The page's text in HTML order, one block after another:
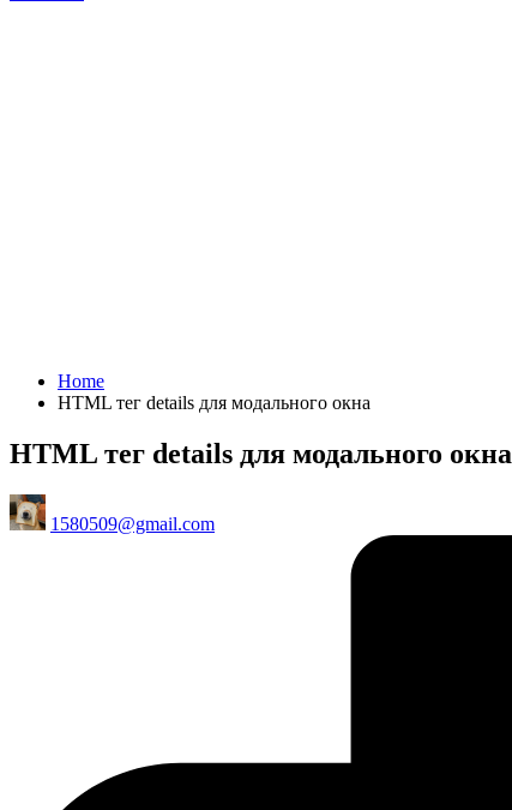
Home
HTML тег details для модального окна
HTML тег details для модального окна
Posted
by
1580509@gmail.com